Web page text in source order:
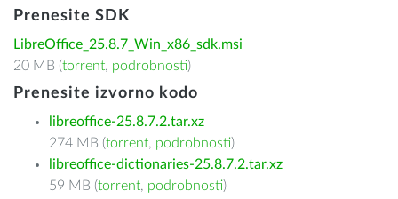
Prenesite SDK
LibreOffice_25.8.7_Win_x86_sdk.msi
20 MB (torrent, podrobnosti)
Prenesite izvorno kodo
libreoffice-25.8.7.2.tar.xz
274 MB (torrent, podrobnosti)
libreoffice-dictionaries-25.8.7.2.tar.xz
59 MB (torrent, podrobnosti)